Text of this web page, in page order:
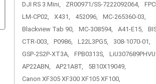
DJI RS 3 Mini,
ZR00971/SS-7222092064,
LM-CP02,
X431, 452096,
MC-265360-03,
Blackview Tab 90,
MC-308594, A41-E15,
CTR-003,
P0986, L22L3PG5,
308-1070-01,
GSP-2S2P-XT3A,
FPB0313S,
AP22ABN,
AP21A8T,
5B10X19049,
Canon XF305 XF300 XF105 XF100,